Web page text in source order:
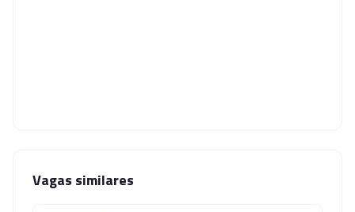
Vagas similares